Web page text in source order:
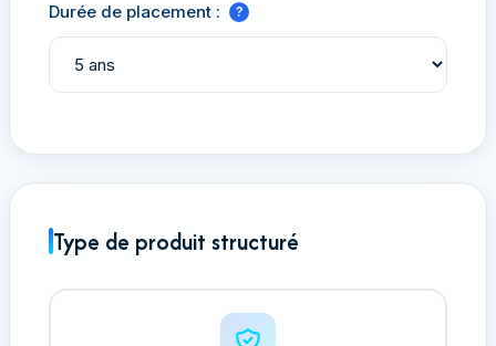
Durée de placement : ?
Type de produit structuré